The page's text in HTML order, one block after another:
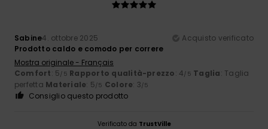
Sabine4. ottobre 2025
Acquisto verificato
Prodotto caldo e comodo per correre
Mostra originale - Français
Comfort: 5/5 Rapporto qualità-prezzo: 4/5 Taglia: Taglia
perfetta Materiale: 5/5 Colore: 3/5
Consiglio questo prodotto
Verificato da TrustVille